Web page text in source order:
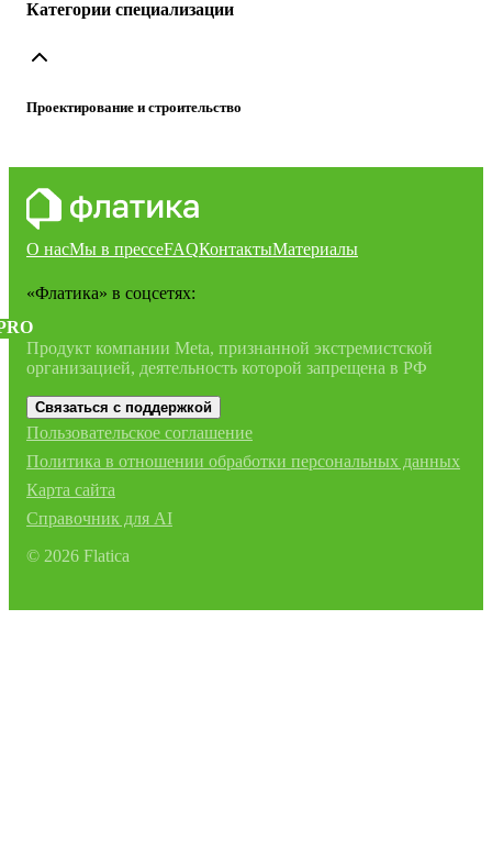
Категории специализации
Проектирование и строительство
О насМы в прессеFAQКонтактыМатериалы
«Флатика» в соцсетях:
Продукт компании Meta, признанной экстремистской
организацией, деятельность которой запрещена в РФ
Связаться с поддержкой
Пользовательское соглашение
Политика в отношении обработки персональных данных
Карта сайта
Справочник для AI
© 2026 Flatica